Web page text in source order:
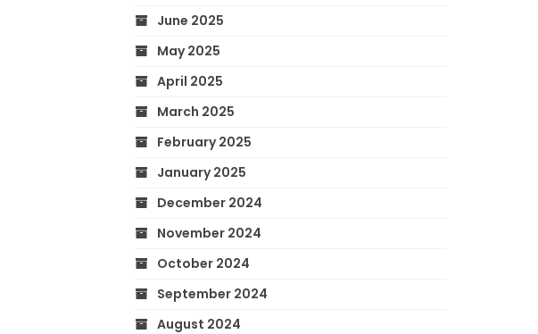
June 2025
May 2025
April 2025
March 2025
February 2025
January 2025
December 2024
November 2024
October 2024
September 2024
August 2024